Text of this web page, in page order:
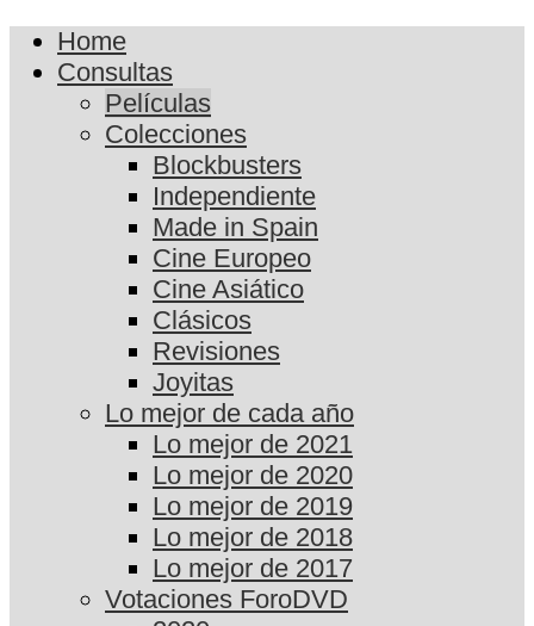
Home
Consultas
Películas
Colecciones
Blockbusters
Independiente
Made in Spain
Cine Europeo
Cine Asiático
Clásicos
Revisiones
Joyitas
Lo mejor de cada año
Lo mejor de 2021
Lo mejor de 2020
Lo mejor de 2019
Lo mejor de 2018
Lo mejor de 2017
Votaciones ForoDVD